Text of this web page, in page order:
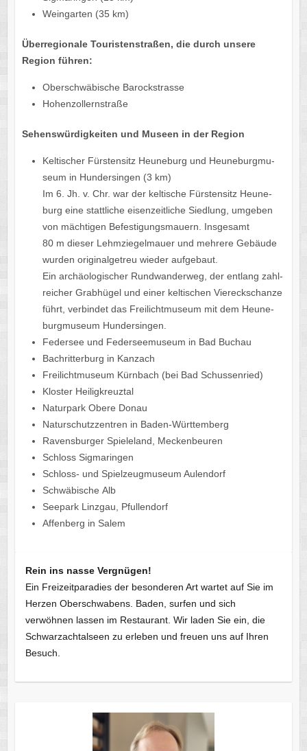
Wein­gar­ten (35 km)
Über­re­gio­nale Touris­ten­stra­ßen, die durch unsere
Region führen:
Ober­schwä­bi­sche Barockstrasse
Hohen­zol­lern­straße
Sehens­wür­dig­kei­ten und Museen in der Region
Kelti­scher Fürs­ten­sitz Heune­burg und Heune­burg­mu­
seum in Hunder­sin­gen (3 km)
Im 6. Jh. v. Chr. war der kelti­sche Fürs­ten­sitz Heune­
burg eine statt­li­che eisen­zeit­li­che Sied­lung, umge­ben
von mäch­ti­gen Befes­ti­gungs­mau­ern. Insge­samt
80 m dieser Lehm­zie­gel­mauer und mehrere Gebäude
wurden origi­nal­ge­treu wieder aufgebaut.
Ein archäo­lo­gi­scher Rund­wan­der­weg, der entlang zahl­
rei­cher Grab­hü­gel und einer kelti­schen Vier­eck­schanze
führt, verbin­det das Frei­licht­mu­seum mit dem Heune­
burg­mu­seum Hundersingen.
Feder­see und Feder­see­mu­seum in Bad Buchau
Bach­rit­ter­burg in Kanzach
Frei­licht­mu­seum Kürn­bach (bei Bad Schussenried)
Klos­ter Heiligkreuztal
Natur­park Obere Donau
Natur­schutz­zen­tren in Baden-Württemberg
Ravens­bur­ger Spie­le­land, Meckenbeuren
Schloss Sigma­rin­gen
Schloss- und Spiel­zeug­mu­seum Aulendorf
Schwä­bi­sche Alb
Seepark Linz­gau, Pfullendorf
Affen­berg in Salem
Rein ins nasse Vergnügen!
Ein Freizeitparadies der besonderen Art wartet auf Sie im
Herzen Oberschwabens. Baden, surfen und sich
verwöhnen lassen im Restaurant. Wir laden Sie ein, die
Schwarzachtalseen zu erleben und freuen uns auf Ihren
Besuch.